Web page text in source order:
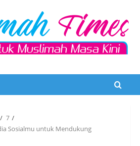
7
Sosialmu untuk Mendukung